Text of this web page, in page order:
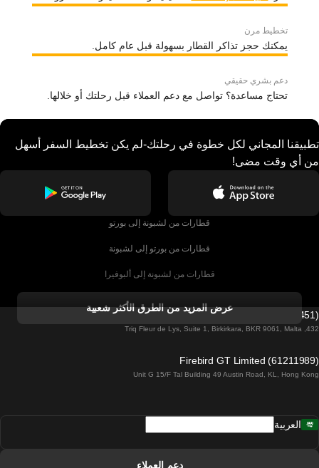
تخطيط مرن
يمكنك حجز تذاكر القطار بسهولة قبل عام كامل.
دعم بشري حقيقي
تحتاج مساعدة؟ تواصل مع دعم العملاء قبل رحلتك أو خلالها.
تطبيقنا المجاني لكل خطوة في رحلتك-لم يكن تخطيط السفر أسهل
من أي وقت مضى!
قطارات من لشبونة إلى بورتو
قطارات من بورتو إلى لشبونة
قطارات من لشبونة إلى ألبوفيرا
قطارات من ألبوفيرا إلى لشبونة
قطارات من لشبونة إلى لاغوس
قطارات من لشبونة إلى مدريد
عرض المزيد من الطرق الأكثر شعبية
Firebird GT Limited (OC 1451)
432, Triq Fleur de Lys, Suite 1, Birkirkara, BKR 9061, Malta
Firebird GT Limited (61211989)
Unit G 15/F Tal Building 49 Austin Road, KL, Hong Kong
العربية
دعم العملاء